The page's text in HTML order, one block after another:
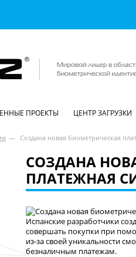
ПРОЕКТЫ ЦЕНТР ЗАГРУЗКИ
— Создана новая биометрическая
СОЗДАНА
ПЛАТЕЖНАЯ
Испанские разработчики
совершать покупки при
из-за своей уникальности
безналичным платежам.